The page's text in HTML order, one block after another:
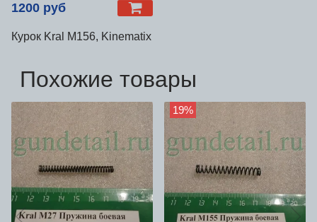
1200 руб
Курок Kral М156, Kinematix
Похожие товары
19%